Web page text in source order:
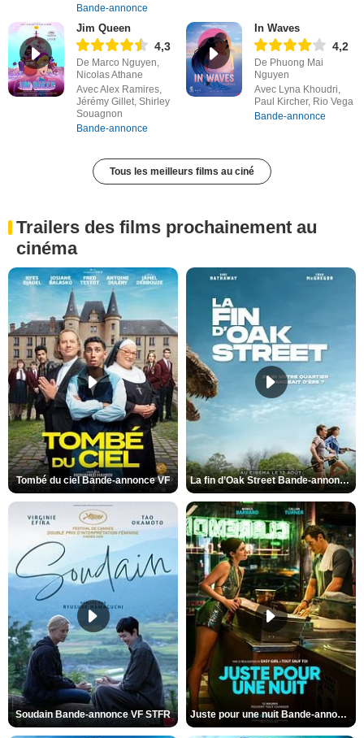
Bande-annonce
Jim Queen
4,3
De Marco Nguyen,
Nicolas Athane
Avec Alex Ramires,
Jérémy Gillet, Shirley
Souagnon
Bande-annonce
In Waves
4,2
De Phuong Mai
Nguyen
Avec Lyna Khoudri,
Paul Kircher, Rio Vega
Bande-annonce
Tous les meilleurs films au ciné
Trailers des films prochainement au
cinéma
Tombé du ciel Bande-annonce VF La fin d’Oak Street Bande-annonce VO STFR
Soudain Bande-annonce VF STFR Juste pour une nuit Bande-annonce VO STFR